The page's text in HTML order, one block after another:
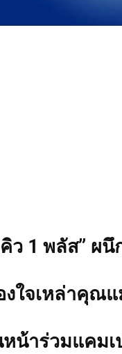
คิว 1 พลัส” ผ
งใจเหล่าคุณ
หน้าร่วมแคม